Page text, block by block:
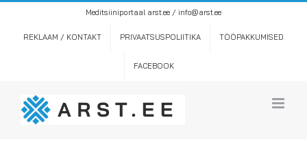
Skip
content
Meditsiiniportaal arst.ee / info@arst.ee
REKLAAM / KONTAKT PRIVAATSUSPOLIITIKA TÖÖPAKKUMISED
FACEBOOK